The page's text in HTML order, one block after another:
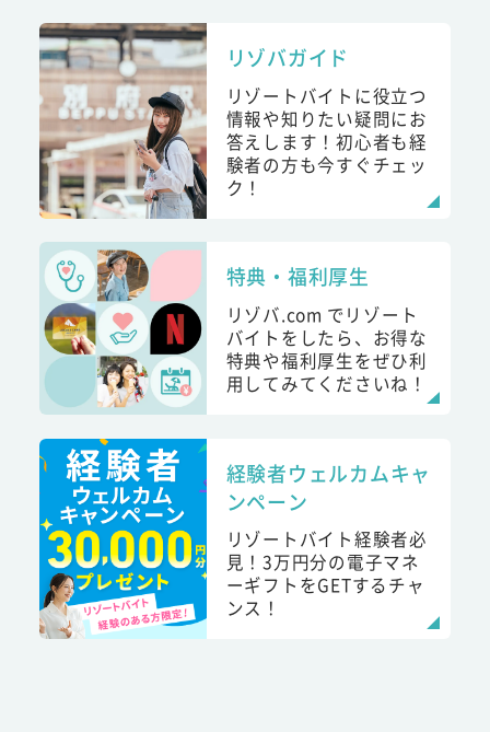
リゾバガイド
リゾートバイトに役立つ
情報や知りたい疑問にお
答えします！初心者も経
験者の方も今すぐチェッ
ク！
特典・福利厚生
リゾバ.com でリゾート
バイトをしたら、お得な
特典や福利厚生をぜひ利
用してみてくださいね！
経験者ウェルカムキャ
ンペーン
リゾートバイト経験者必
見！3万円分の電子マネ
ーギフトをGETするチャ
ンス！